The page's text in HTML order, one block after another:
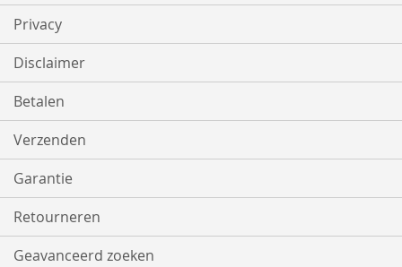
Privacy
Disclaimer
Betalen
Verzenden
Garantie
Retourneren
Geavanceerd zoeken